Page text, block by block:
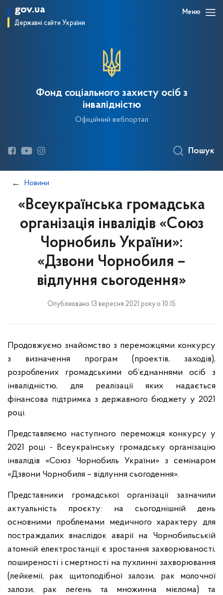
gov.ua
Державні сайти України
Меню
Фонд соціального захисту осіб з
інвалідністю
Офіційний вебпортал
Пошук
Новини
«Всеукраїнська громадська
організація інвалідів «Союз
Чорнобиль України»:
«Дзвони Чорнобиля –
відлуння сьогодення»
Опубліковано 13 вересня 2021 року о 10:15
Продовжуємо знайомство з переможцями конкурсу
з визначення програм (проектів, заходів),
розроблених громадськими об’єднаннями осіб з
інвалідністю, для реалізації яких надається
фінансова підтримка з державного бюджету у 2021
році.
Представляємо наступного переможця конкурсу у
2021 році - Всеукраїнську громадську організацію
інвалідів «Союз Чорнобиль України» з семінаром
«Дзвони Чорнобиля – відлуння сьогодення».
Представники громадської організації зазначили
актуальність проєкту: на сьогоднішній день
основними проблемами медичного характеру для
постраждалих внаслідок аварії на Чорнобильській
атомній електростанції є зростання захворюваності,
поширеності і смертності на пухлинні захворювання
(лейкемії, рак щитоподібної залози, рак молочної
залози, рак легень та множинна мієлома) та